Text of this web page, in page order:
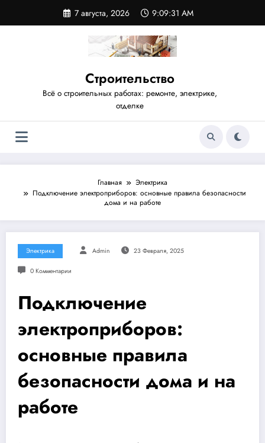
содержимому
7 августа, 2026 9:09:32 AM
Строительство
Всё о строительных работах: ремонте, электрике,
отделке
Главная
Электрика
Подключение электроприборов: основные правила безопасности
дома и на работе
Электрика Admin 23 Февраля, 2025
0 Комментарии
Подключение
электроприборов:
основные правила
безопасности дома и на
работе